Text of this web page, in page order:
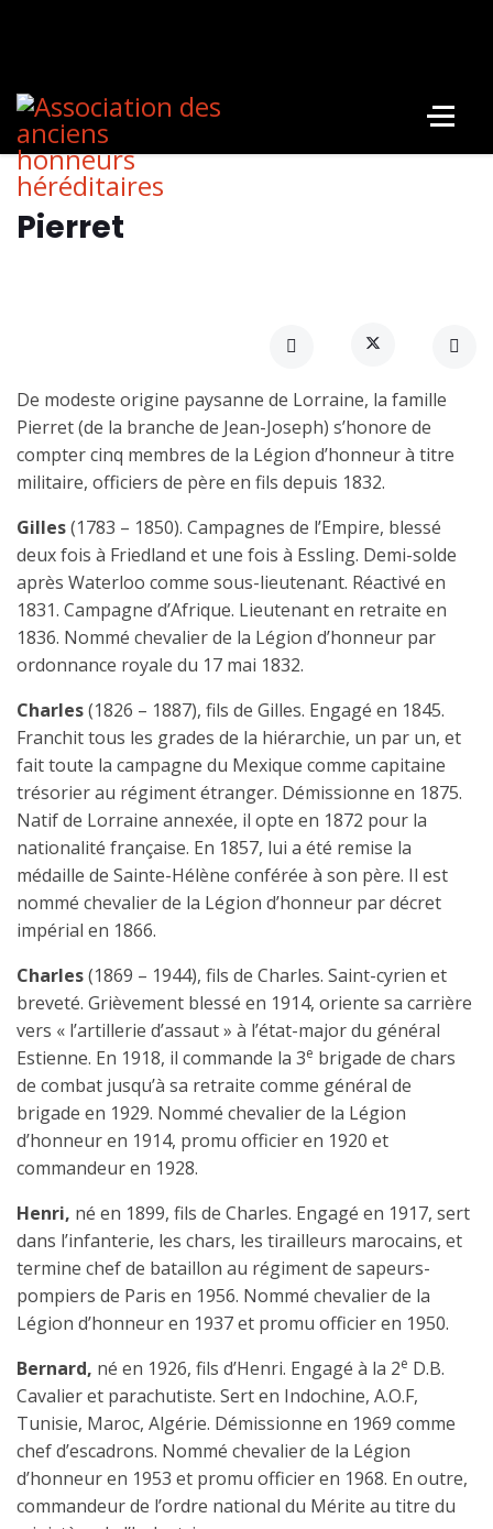
Pierret
De modeste origine paysanne de Lorraine, la famille
Pierret (de la branche de Jean-Joseph) s’honore de
compter cinq membres de la Légion d’honneur à titre
militaire, officiers de père en fils depuis 1832.
Gilles(1783 – 1850). Campagnes de l’Empire, blessé
deux fois à Friedland et une fois à Essling. Demi-solde
après Waterloo comme sous-lieutenant. Réactivé en
1831. Campagne d’Afrique. Lieutenant en retraite en
1836. Nommé chevalier de la Légion d’honneur par
ordonnance royale du 17 mai 1832.
Charles(1826 – 1887), fils de Gilles. Engagé en 1845.
Franchit tous les grades de la hiérarchie, un par un, et
fait toute la campagne du Mexique comme capitaine
trésorier au régiment étranger. Démissionne en 1875.
Natif de Lorraine annexée, il opte en 1872 pour la
nationalité française. En 1857, lui a été remise la
médaille de Sainte-Hélène conférée à son père. Il est
nommé chevalier de la Légion d’honneur par décret
impérial en 1866.
Charles(1869 – 1944), fils de Charles. Saint-cyrien et
breveté. Grièvement blessé en 1914, oriente sa carrière
vers « l’artillerie d’assaut » à l’état-major du général
Estienne. En 1918, il commande la 3e brigade de chars
de combat jusqu’à sa retraite comme général de
brigade en 1929. Nommé chevalier de la Légion
d’honneur en 1914, promu officier en 1920 et
commandeur en 1928.
Henri, né en 1899, fils de Charles. Engagé en 1917, sert
dans l’infanterie, les chars, les tirailleurs marocains, et
termine chef de bataillon au régiment de sapeurs-
pompiers de Paris en 1956. Nommé chevalier de la
Légion d’honneur en 1937 et promu officier en 1950.
Bernard, né en 1926, fils d’Henri. Engagé à la 2e D.B.
Cavalier et parachutiste. Sert en Indochine, A.O.F,
Tunisie, Maroc, Algérie. Démissionne en 1969 comme
chef d’escadrons. Nommé chevalier de la Légion
d’honneur en 1953 et promu officier en 1968. En outre,
commandeur de l’ordre national du Mérite au titre du